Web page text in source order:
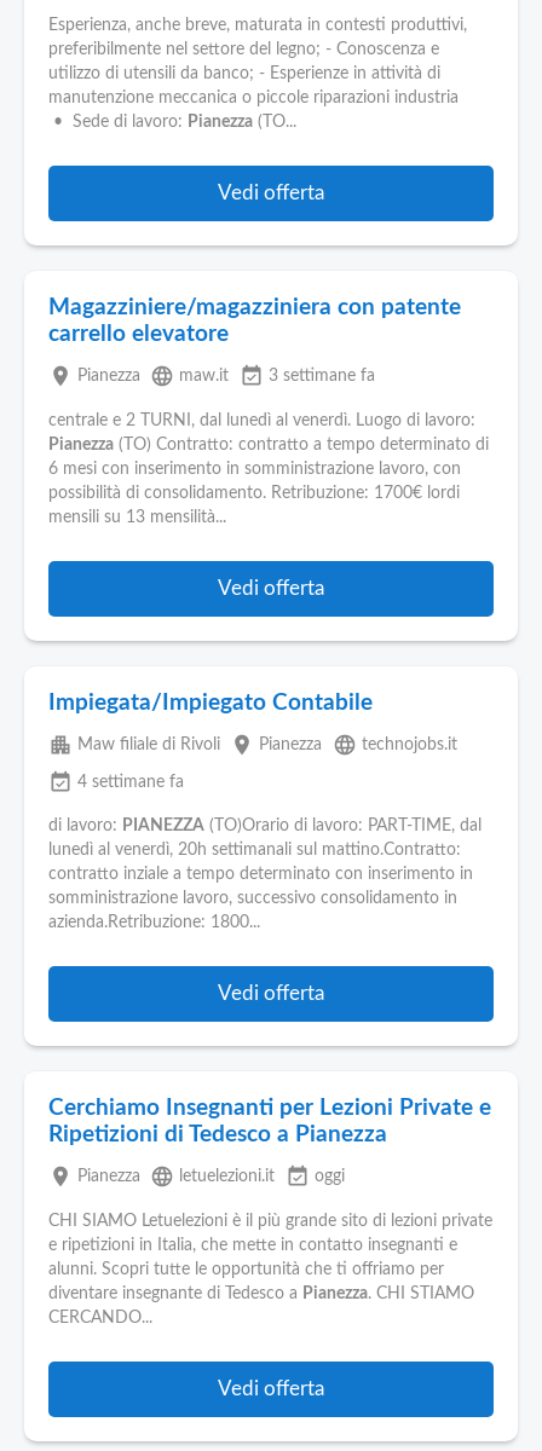
Esperienza, anche breve, maturata in contesti produttivi,
preferibilmente nel settore del legno; - Conoscenza e
utilizzo di utensili da banco; - Esperienze in attività di
manutenzione meccanica o piccole riparazioni industria
• Sede di lavoro: Pianezza (TO...
Vedi offerta
Magazziniere/magazziniera con patente
carrello elevatore
place Pianezza language maw.it event_available 3 settimane fa
centrale e 2 TURNI, dal lunedì al venerdì. Luogo di lavoro:
Pianezza (TO) Contratto: contratto a tempo determinato di
6 mesi con inserimento in somministrazione lavoro, con
possibilità di consolidamento. Retribuzione: 1700€ lordi
mensili su 13 mensilità...
Vedi offerta
Impiegata/Impiegato Contabile
apartment Maw filiale di Rivoli place Pianezza language technojobs.it
event_available 4 settimane fa
di lavoro: PIANEZZA (TO)Orario di lavoro: PART-TIME, dal
lunedì al venerdì, 20h settimanali sul mattino.Contratto:
contratto inziale a tempo determinato con inserimento in
somministrazione lavoro, successivo consolidamento in
azienda.Retribuzione: 1800...
Vedi offerta
Cerchiamo Insegnanti per Lezioni Private e
Ripetizioni di Tedesco a Pianezza
place Pianezza language letuelezioni.it event_available oggi
CHI SIAMO Letuelezioni è il più grande sito di lezioni private
e ripetizioni in Italia, che mette in contatto insegnanti e
alunni. Scopri tutte le opportunità che ti offriamo per
diventare insegnante di Tedesco a Pianezza. CHI STIAMO
CERCANDO...
Vedi offerta